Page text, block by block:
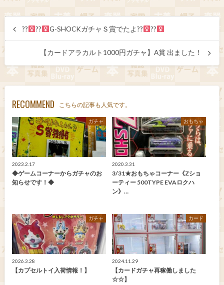
??‍ ??‍ G-SHOCKガチャＳ賞でたよ??‍ ??‍
【カードアラカルト1000円ガチャ】A賞 出ました！
RECOMMEND こちらの記事も人気です。
ガチャ
2023.2.17
◆ゲームコーナーからガチャのお
知らせです！◆
おもちゃ
2020.3.31
3/31★おもちゃコーナー《Zショ
ーティー 500TYPE EVAロクハ
ン》…
ガチャ
2026.3.28
【カプセルトイ入荷情報！】
カード
2024.11.29
【カードガチャ再稼働しました
☆☆】